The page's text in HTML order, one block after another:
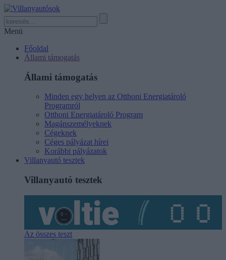
Menü
Főoldal
Állami támogatás
Állami támogatás
Minden egy helyen az Otthoni Energiatároló
Programról
Otthoni Energiatároló Program
Magánszemélyeknek
Cégeknek
Céges pályázat hírei
Korábbi pályázatok
Villanyautó tesztek
Villanyautó tesztek
Az összes teszt